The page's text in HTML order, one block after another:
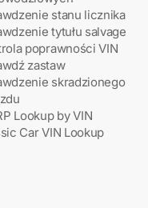
stanu licznika
tytułu salvage
poprawności VIN
zastaw
skradzionego
Lookup by VIN
Car VIN Lookup